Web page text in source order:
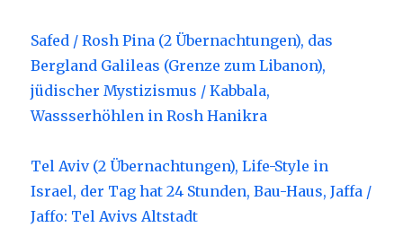
Safed / Rosh Pina (2 Übernachtungen), das
Bergland Galileas (Grenze zum Libanon),
jüdischer Mystizismus / Kabbala,
Wassserhöhlen in Rosh Hanikra
Tel Aviv (2 Übernachtungen), Life-Style in
Israel, der Tag hat 24 Stunden, Bau-Haus, Jaffa /
Jaffo: Tel Avivs Altstadt